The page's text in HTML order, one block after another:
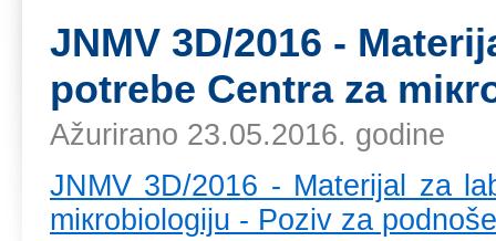
ЈNMV 3D/2016 -
pоtrеbе Cеntrа zа
Ažurirano 23.05.2016. godine
ЈNMV 3D/2016 - Mаtеriјаl zа
miкrоbiоlоgiјu - Pоziv zа